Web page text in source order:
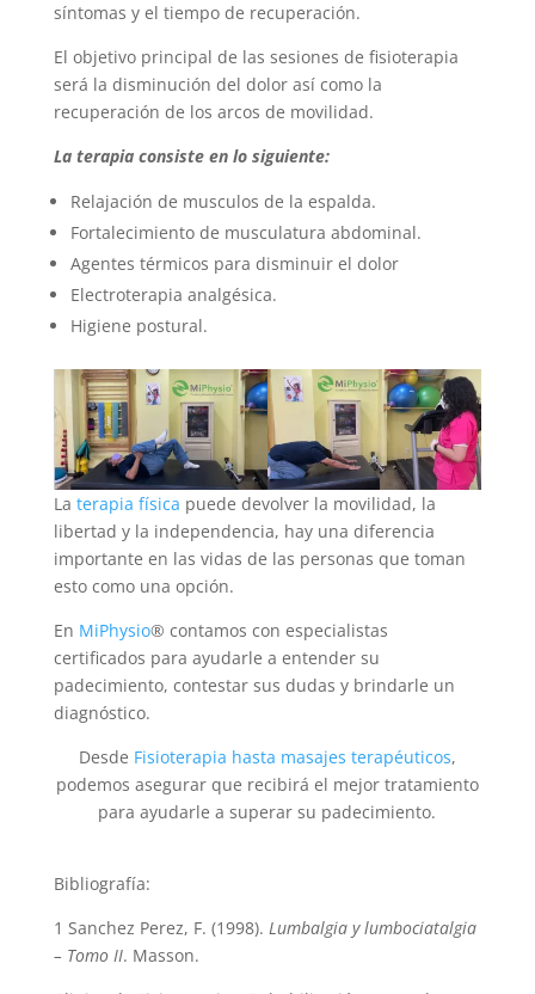
síntomas y el tiempo de recuperación.
El objetivo principal de las sesiones de fisioterapia
será la disminución del dolor así como la
recuperación de los arcos de movilidad.
La terapia consiste en lo siguiente:
Relajación de musculos de la espalda.
Fortalecimiento de musculatura abdominal.
Agentes térmicos para disminuir el dolor
Electroterapia analgésica.
Higiene postural.
La terapia física puede devolver la movilidad, la
libertad y la independencia, hay una diferencia
importante en las vidas de las personas que toman
esto como una opción.
En MiPhysio® contamos con especialistas
certificados para ayudarle a entender su
padecimiento, contestar sus dudas y brindarle un
diagnóstico.
Desde Fisioterapia hasta masajes terapéuticos,
podemos asegurar que recibirá el mejor tratamiento
para ayudarle a superar su padecimiento.
Bibliografía:
1 Sanchez Perez, F. (1998). Lumbalgia y lumbociatalgia
– Tomo II. Masson.